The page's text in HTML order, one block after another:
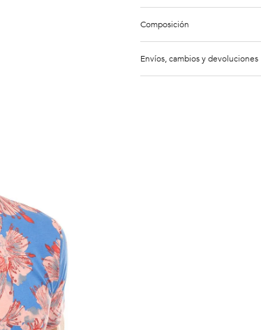
Composición
Envíos, cambios y devoluciones